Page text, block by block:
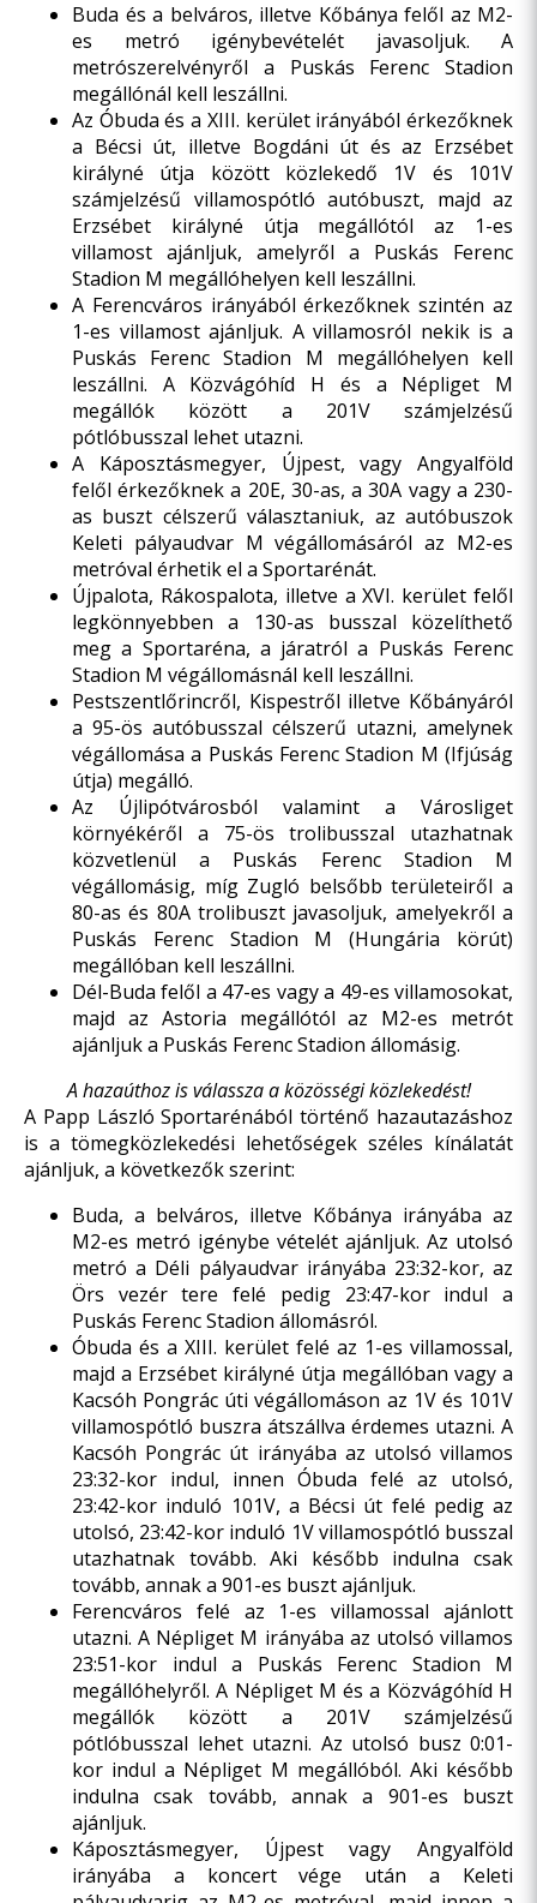
Buda és a belváros, illetve Kőbánya felől az M2-
es metró igénybevételét javasoljuk. A
metrószerelvényről a Puskás Ferenc Stadion
megállónál kell leszállni.
Az Óbuda és a XIII. kerület irányából érkezőknek
a Bécsi út, illetve Bogdáni út és az Erzsébet
királyné útja között közlekedő 1V és 101V
számjelzésű villamospótló autóbuszt, majd az
Erzsébet királyné útja megállótól az 1-es
villamost ajánljuk, amelyről a Puskás Ferenc
Stadion M megállóhelyen kell leszállni.
A Ferencváros irányából érkezőknek szintén az
1-es villamost ajánljuk. A villamosról nekik is a
Puskás Ferenc Stadion M megállóhelyen kell
leszállni. A Közvágóhíd H és a Népliget M
megállók között a 201V számjelzésű
pótlóbusszal lehet utazni.
A Káposztásmegyer, Újpest, vagy Angyalföld
felől érkezőknek a 20E, 30-as, a 30A vagy a 230-
as buszt célszerű választaniuk, az autóbuszok
Keleti pályaudvar M végállomásáról az M2-es
metróval érhetik el a Sportarénát.
Újpalota, Rákospalota, illetve a XVI. kerület felől
legkönnyebben a 130-as busszal közelíthető
meg a Sportaréna, a járatról a Puskás Ferenc
Stadion M végállomásnál kell leszállni.
Pestszentlőrincről, Kispestről illetve Kőbányáról
a 95-ös autóbusszal célszerű utazni, amelynek
végállomása a Puskás Ferenc Stadion M (Ifjúság
útja) megálló.
Az Újlipótvárosból valamint a Városliget
környékéről a 75-ös trolibusszal utazhatnak
közvetlenül a Puskás Ferenc Stadion M
végállomásig, míg Zugló belsőbb területeiről a
80-as és 80A trolibuszt javasoljuk, amelyekről a
Puskás Ferenc Stadion M (Hungária körút)
megállóban kell leszállni.
Dél-Buda felől a 47-es vagy a 49-es villamosokat,
majd az Astoria megállótól az M2-es metrót
ajánljuk a Puskás Ferenc Stadion állomásig.
A hazaúthoz is válassza a közösségi közlekedést!
A Papp László Sportarénából történő hazautazáshoz
is a tömegközlekedési lehetőségek széles kínálatát
ajánljuk, a következők szerint:
Buda, a belváros, illetve Kőbánya irányába az
M2-es metró igénybe vételét ajánljuk. Az utolsó
metró a Déli pályaudvar irányába 23:32-kor, az
Örs vezér tere felé pedig 23:47-kor indul a
Puskás Ferenc Stadion állomásról.
Óbuda és a XIII. kerület felé az 1-es villamossal,
majd a Erzsébet királyné útja megállóban vagy a
Kacsóh Pongrác úti végállomáson az 1V és 101V
villamospótló buszra átszállva érdemes utazni. A
Kacsóh Pongrác út irányába az utolsó villamos
23:32-kor indul, innen Óbuda felé az utolsó,
23:42-kor induló 101V, a Bécsi út felé pedig az
utolsó, 23:42-kor induló 1V villamospótló busszal
utazhatnak tovább. Aki később indulna csak
tovább, annak a 901-es buszt ajánljuk.
Ferencváros felé az 1-es villamossal ajánlott
utazni. A Népliget M irányába az utolsó villamos
23:51-kor indul a Puskás Ferenc Stadion M
megállóhelyről. A Népliget M és a Közvágóhíd H
megállók között a 201V számjelzésű
pótlóbusszal lehet utazni. Az utolsó busz 0:01-
kor indul a Népliget M megállóból. Aki később
indulna csak tovább, annak a 901-es buszt
ajánljuk.
Káposztásmegyer, Újpest vagy Angyalföld
irányába a koncert vége után a Keleti